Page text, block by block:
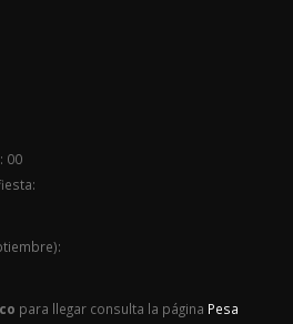
00
para llegar consulta la página Pesa